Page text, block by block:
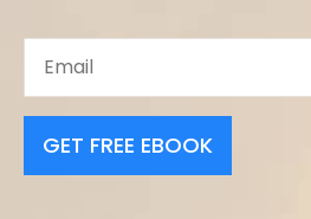
GET FREE EBOOK